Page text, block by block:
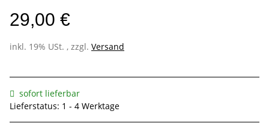
29,00 €
inkl. 19% USt. , zzgl. Versand
sofort lieferbar
Lieferstatus: 1 - 4 Werktage